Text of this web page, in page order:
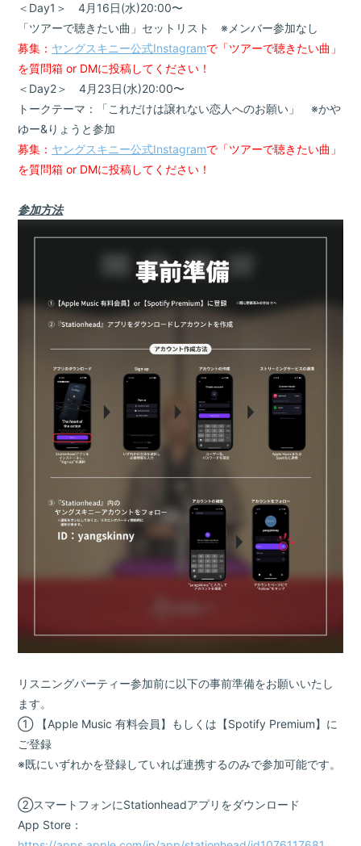
会員登録 ログイン
＜Day1＞ 4月16日(水)20:00〜
「ツアーで聴きたい曲」セットリスト ※メンバー参加なし
募集： ヤングスキニー公式Instagramで「ツアーで聴きたい曲」
を質問箱 or DMに投稿してください！
＜Day2＞ 4月23日(水)20:00〜
トークテーマ：「これだけは譲れない恋人へのお願い」 ※かや
ゆー&りょうと参加
募集： ヤングスキニー公式Instagramで「ツアーで聴きたい曲」
を質問箱 or DMに投稿してください！
参加方法
リスニングパーティー参加前に以下の事前準備をお願いいたし
ます。
① 【Apple Music 有料会員】もしくは【Spotify Premium】に
ご登録
※既にいずれかを登録していれば連携するのみで参加可能です。
②スマートフォンにStationheadアプリをダウンロード
App Store：